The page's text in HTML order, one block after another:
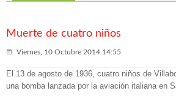
Muerte de cuatro niños
Viernes, 10 Octubre 2014 14:55
El 13 de agosto de 1936, cuatro niños de
una bomba lanzada por la aviación italiana en